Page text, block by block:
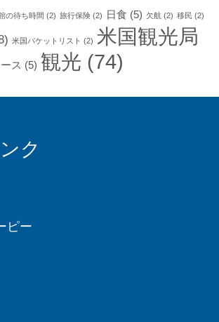
の待ち時間 (2) 旅行保険 (2) 日食 (5) 欠航 (2) 移民 (2)
米国バケットリスト (2) 米国観光局
ス (5) 観光 (74)
ク
ピー